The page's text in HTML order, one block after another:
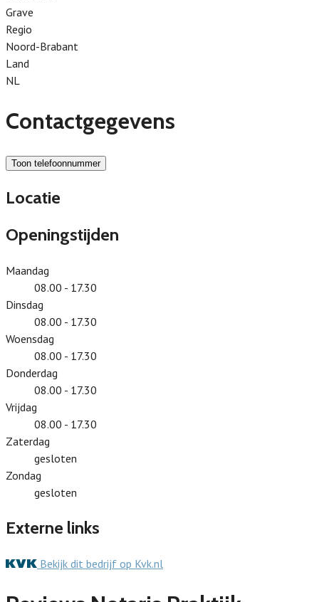
Grave
Regio
Noord-Brabant
Land
NL
Contactgegevens
Toon telefoonnummer
Locatie
Openingstijden
Maandag
08.00 - 17.30
Dinsdag
08.00 - 17.30
Woensdag
08.00 - 17.30
Donderdag
08.00 - 17.30
Vrijdag
08.00 - 17.30
Zaterdag
gesloten
Zondag
gesloten
Externe links
Bekijk dit bedrijf op Kvk.nl